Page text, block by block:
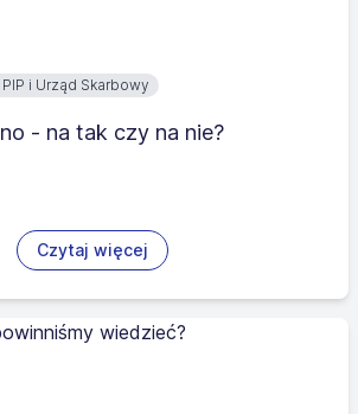
i Urząd Skarbowy
- na tak czy na nie?
Czytaj więcej